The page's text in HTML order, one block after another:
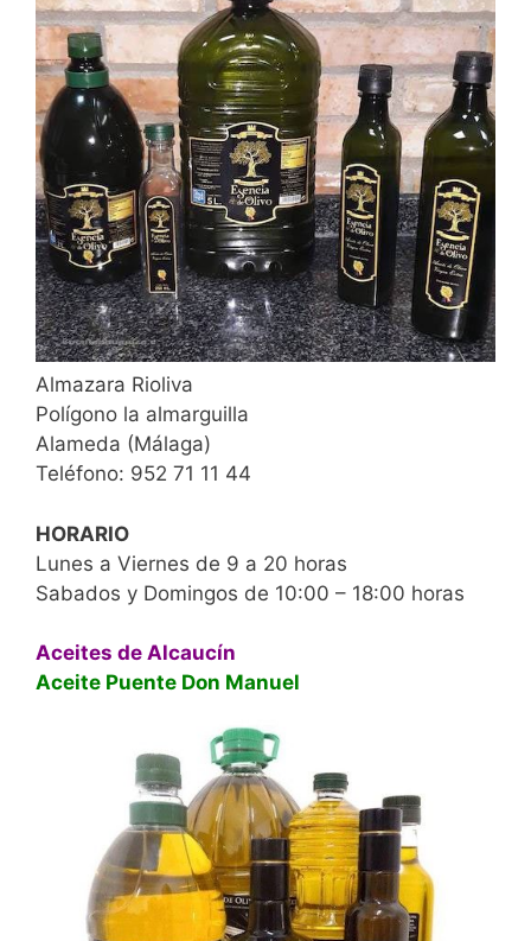
Almazara Rioliva
Polígono la almarguilla
Alameda (Málaga)
Teléfono: 952 71 11 44
HORARIO
Lunes a Viernes de 9 a 20 horas
Sabados y Domingos de 10:00 – 18:00 horas
Aceites de Alcaucín
Aceite Puente Don Manuel